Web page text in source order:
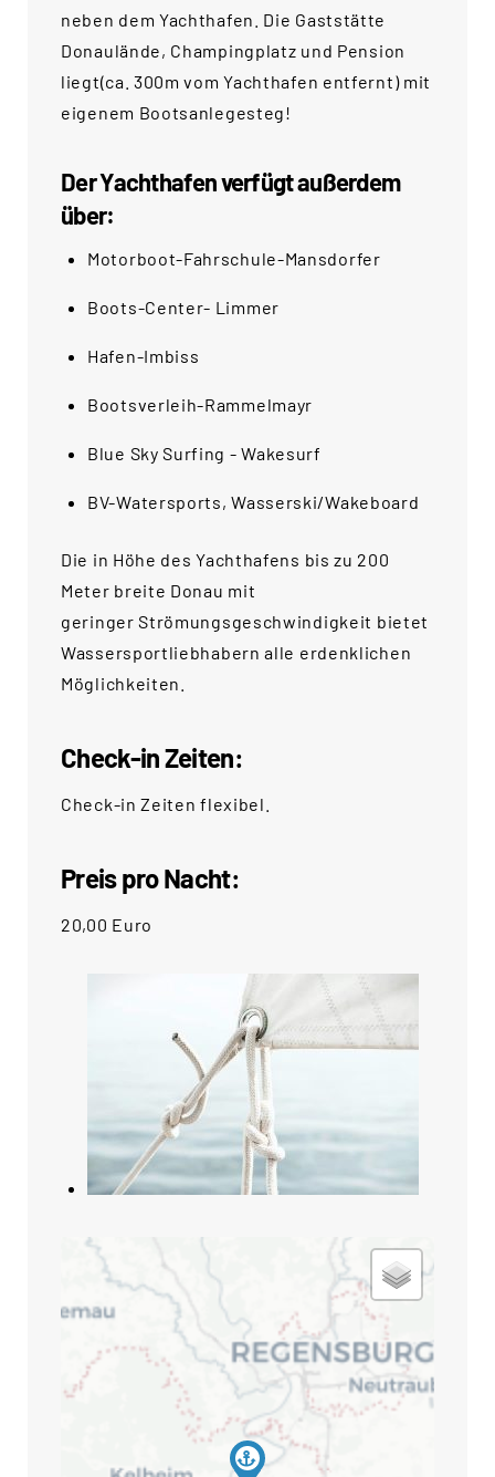
neben dem Yachthafen. Die Gaststätte
Donaulände, Champingplatz und Pension
liegt(ca. 300m vom Yachthafen entfernt) mit
eigenem Bootsanlegesteg!
Der Yachthafen verfügt außerdem
über:
Motorboot-Fahrschule-Mansdorfer
Boots-Center- Limmer
Hafen-Imbiss
Bootsverleih-Rammelmayr
Blue Sky Surfing - Wakesurf
BV-Watersports, Wasserski/Wakeboard
Die in Höhe des Yachthafens bis zu 200
Meter breite Donau mit
geringer Strömungsgeschwindigkeit bietet
Wassersportliebhabern alle erdenklichen
Möglichkeiten.
Check-in Zeiten:
Check-in Zeiten flexibel.
Preis pro Nacht:
20,00 Euro